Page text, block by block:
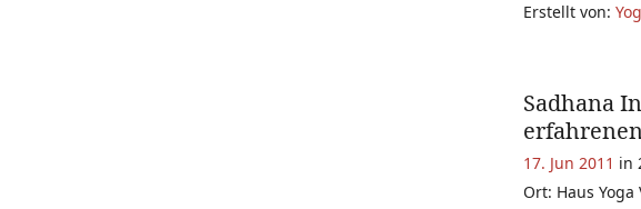
Erstellt von:
Sadhana
17. Jun 2011 in
Ort: Haus